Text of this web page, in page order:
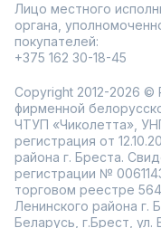
Лицо местного
органа,
покупателей:
+375 162 30-18-45
Copyright 2012-2026 ©
фирменной
ЧТУП «Чиколетта»,
регистрация от
района г. Бреста.
регистрации №
торговом реестре
Ленинского района г.
Беларусь, г.Брест, ул.